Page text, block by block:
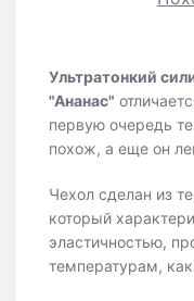
Ультратонкий
"Ананас"
первую очередь
похож, а еще он
Чехол сделан из
который
эластичностью,
температурам,